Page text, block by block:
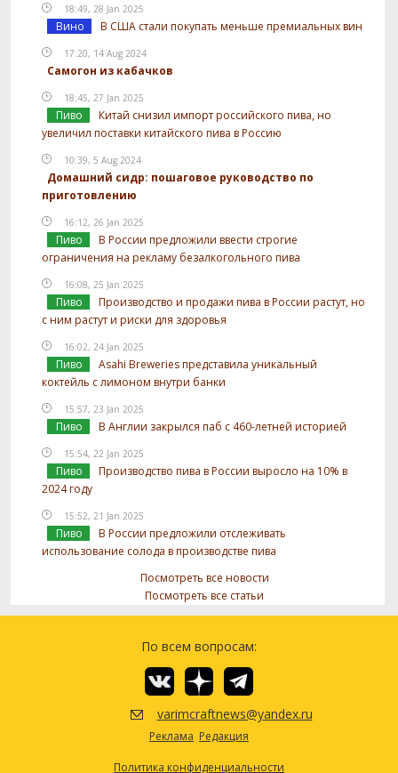
18:49, 28 Jan 2025
Вино В США стали покупать меньше премиальных вин
17:20, 14 Aug 2024
Самогон из кабачков
18:45, 27 Jan 2025
Пиво
Китай снизил импорт российского пива, но
увеличил поставки китайского пива в Россию
10:39, 5 Aug 2024
Домашний сидр: пошаговое руководство по
приготовлению
16:12, 26 Jan 2025
Пиво
В России предложили ввести строгие
ограничения на рекламу безалкогольного пива
16:08, 25 Jan 2025
Пиво
Производство и продажи пива в России растут, но
с ним растут и риски для здоровья
16:02, 24 Jan 2025
Пиво
Asahi Breweries представила уникальный
коктейль с лимоном внутри банки
15:57, 23 Jan 2025
Пиво В Англии закрылся паб с 460-летней историей
15:54, 22 Jan 2025
Пиво
Производство пива в России выросло на 10% в
2024 году
15:52, 21 Jan 2025
Пиво
В России предложили отслеживать
использование солода в производстве пива
Посмотреть все новости
Посмотреть все статьи
По всем вопросам:
varimcraftnews@yandex.ru
Реклама Редакция
Политика конфиденциальности